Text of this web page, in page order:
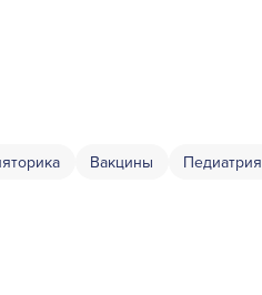
Вакцины Педиатрия